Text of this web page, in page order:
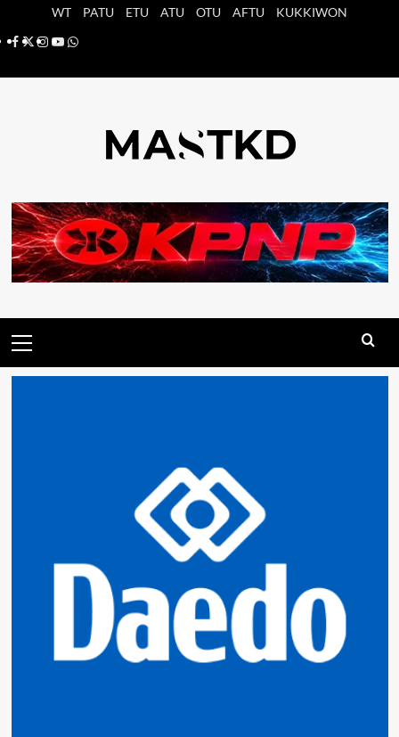
WT PATU ETU ATU OTU AFTU
KUKKIWON
Facebook
X Instagram
YouTube
Whatsapp
principal